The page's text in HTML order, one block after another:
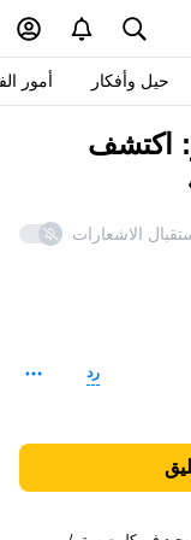
حيل وأفكار أمور
اكتشف
الاشعارات
رد